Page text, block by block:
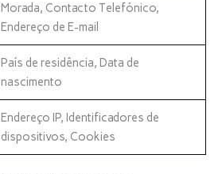
Morada, Contacto Telefónico,
Endereço de E-mail
País de residência, Data de
nascimento
Endereço IP, Identificadores de
dispositivos, Cookies